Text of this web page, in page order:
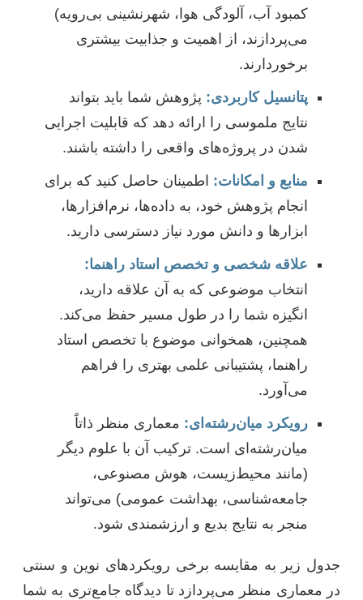
کمبود آب، آلودگی هوا، شهرنشینی بی‌رویه)
می‌پردازند، از اهمیت و جذابیت بیشتری
برخوردارند.
پتانسیل کاربردی: پژوهش شما باید بتواند
نتایج ملموسی را ارائه دهد که قابلیت اجرایی
شدن در پروژه‌های واقعی را داشته باشند.
منابع و امکانات: اطمینان حاصل کنید که برای
انجام پژوهش خود، به داده‌ها، نرم‌افزارها،
ابزارها و دانش مورد نیاز دسترسی دارید.
علاقه شخصی و تخصص استاد راهنما:
انتخاب موضوعی که به آن علاقه دارید،
انگیزه شما را در طول مسیر حفظ می‌کند.
همچنین، همخوانی موضوع با تخصص استاد
راهنما، پشتیبانی علمی بهتری را فراهم
می‌آورد.
رویکرد میان‌رشته‌ای: معماری منظر ذاتاً
میان‌رشته‌ای است. ترکیب آن با علوم دیگر
(مانند محیط‌زیست، هوش مصنوعی،
جامعه‌شناسی، بهداشت عمومی) می‌تواند
منجر به نتایج بدیع و ارزشمندی شود.
جدول زیر به مقایسه برخی رویکردهای نوین و سنتی
در معماری منظر می‌پردازد تا دیدگاه جامع‌تری به شما